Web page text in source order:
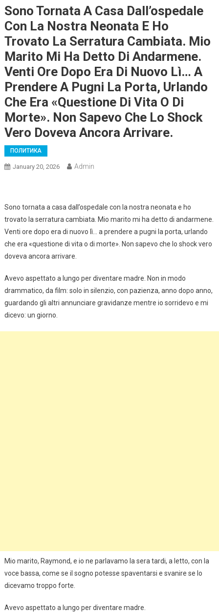
Sono Tornata A Casa Dall’ospedale
Con La Nostra Neonata E Ho
Trovato La Serratura Cambiata. Mio
Marito Mi Ha Detto Di Andarmene.
Venti Ore Dopo Era Di Nuovo Lì… A
Prendere A Pugni La Porta, Urlando
Che Era «questione Di Vita O Di
Morte». Non Sapevo Che Lo Shock
Vero Doveva Ancora Arrivare.
ПОЛИТИКА
January 20, 2026 Admin
Sono tornata a casa dall’ospedale con la nostra neonata e ho
trovato la serratura cambiata. Mio marito mi ha detto di andarmene.
Venti ore dopo era di nuovo lì… a prendere a pugni la porta, urlando
che era «questione di vita o di morte». Non sapevo che lo shock vero
doveva ancora arrivare.
Avevo aspettato a lungo per diventare madre. Non in modo
drammatico, da film: solo in silenzio, con pazienza, anno dopo anno,
guardando gli altri annunciare gravidanze mentre io sorridevo e mi
dicevo: un giorno.
Mio marito, Raymond, e io ne parlavamo la sera tardi, a letto, con la
voce bassa, come se il sogno potesse spaventarsi e svanire se lo
dicevamo troppo forte.
Avevo aspettato a lungo per diventare madre.